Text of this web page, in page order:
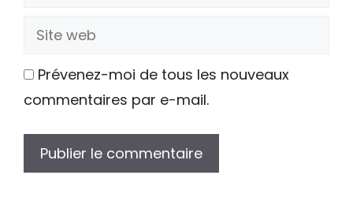
Site
Prévenez-moi de tous les nouveaux
commentaires par e-mail.